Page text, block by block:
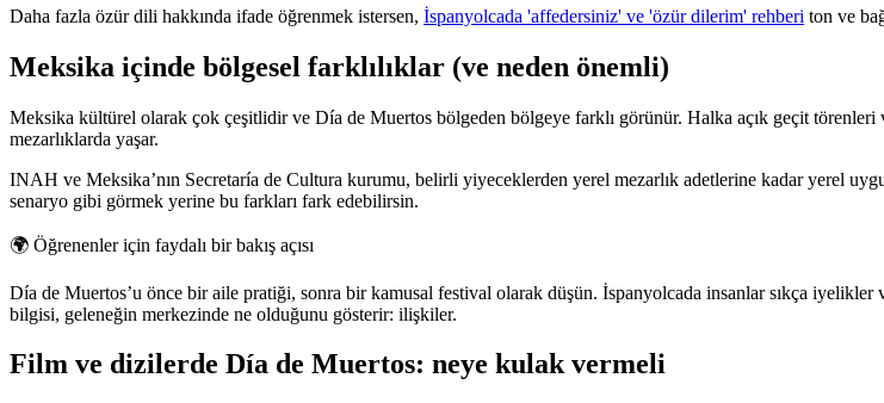
Daha fazla özür dili hakkında ifade öğrenmek istersen, İspanyolcada 'affedersiniz' ve 'özür dilerim' rehberi ton ve
Meksika içinde bölgesel farklılıklar (ve neden önemli)
Meksika kültürel olarak çok çeşitlidir ve Día de Muertos bölgeden bölgeye farklı görünür. Halka açık geçit
mezarlıklarda yaşar.
INAH ve Meksika’nın Secretaría de Cultura kurumu, belirli yiyeceklerden yerel mezarlık adetlerine kadar yerel
senaryo gibi görmek yerine bu farkları fark edebilirsin.
🌍 Öğrenenler için faydalı bir bakış açısı
Día de Muertos’u önce bir aile pratiği, sonra bir kamusal festival olarak düşün. İspanyolcada insanlar sıkça
bilgisi, geleneğin merkezinde ne olduğunu gösterir: ilişkiler.
Film ve dizilerde Día de Muertos: neye kulak vermeli